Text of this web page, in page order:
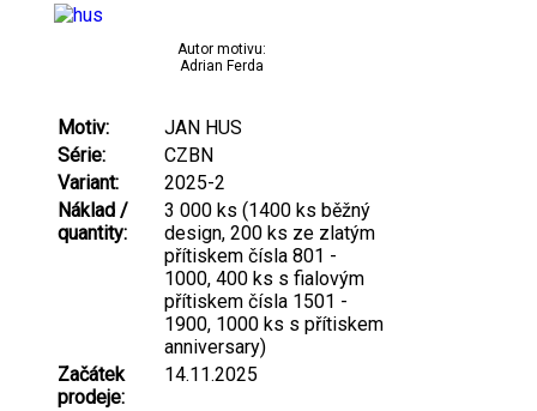
Autor motivu:
Adrian Ferda
Motiv:
JAN HUS
Série:
CZBN
Variant:
2025-2
Náklad /
quantity:
3 000 ks (1400 ks běžný
design, 200 ks ze zlatým
přítiskem čísla 801 -
1000, 400 ks s fialovým
přítiskem čísla 1501 -
1900, 1000 ks s přítiskem
anniversary)
Začátek
prodeje:
14.11.2025